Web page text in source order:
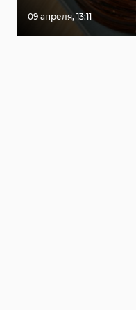
09 апреля, 13:11